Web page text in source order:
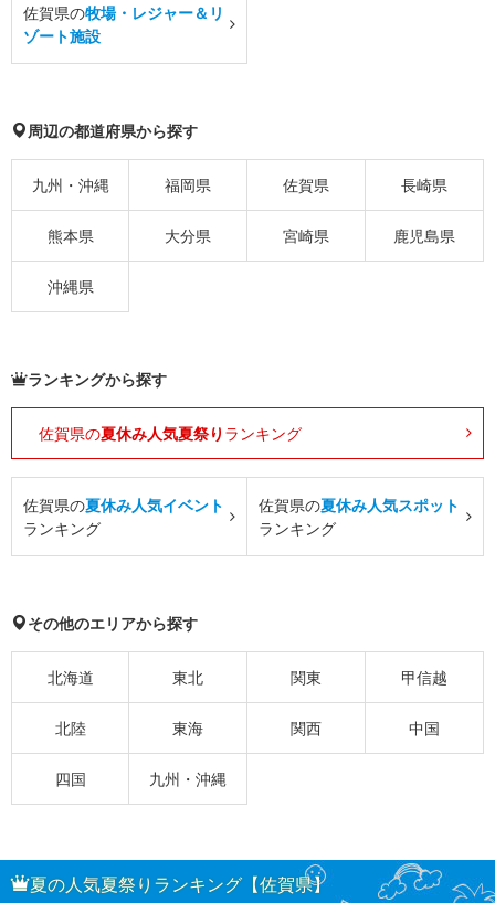
佐賀県の牧場・レジャー＆リ
ゾート施設
周辺の都道府県から探す
九州・沖縄 福岡県 佐賀県 長崎県
熊本県 大分県 宮崎県 鹿児島県
沖縄県
ランキングから探す
佐賀県の夏休み人気夏祭り ランキング
佐賀県の夏休み人気イベント
ランキング
佐賀県の夏休み人気スポット
ランキング
その他のエリアから探す
北海道 東北 関東 甲信越
北陸 東海 関西 中国
四国 九州・沖縄
夏の人気夏祭りランキング【佐賀県】